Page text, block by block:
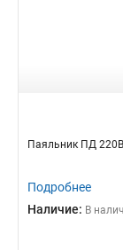
Паяльник ПД
Подробнее
Наличие: В